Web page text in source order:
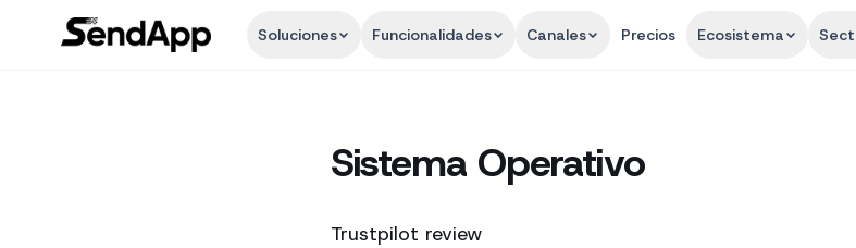
Soluciones Funcionalidades Canales Precios Ecosistema
Sistema Operativo
Trustpilot review